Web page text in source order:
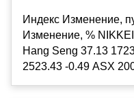
Индекс Изменение,
Изменение, %
Hang Seng 37.13
2523.43 -0.49 ASX